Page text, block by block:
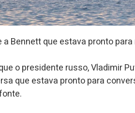
Bennett que estava pronto
o presidente russo, Vladimir
que estava pronto para